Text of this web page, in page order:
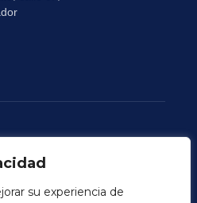
su experiencia de